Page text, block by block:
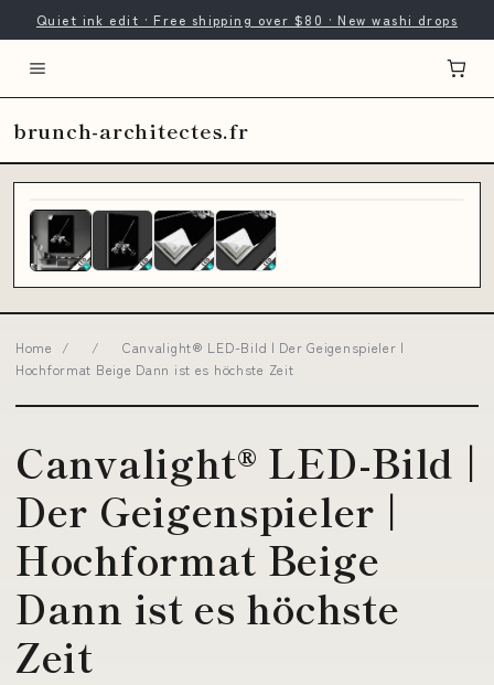
Quiet ink edit · Free shipping over $80 · New washi drops
brunch-architectes.fr
Home / /
Canvalight® LED-Bild | Der Geigenspieler |
Hochformat Beige Dann ist es höchste Zeit
Canvalight® LED-Bild |
Der Geigenspieler |
Hochformat Beige
Dann ist es höchste
Zeit